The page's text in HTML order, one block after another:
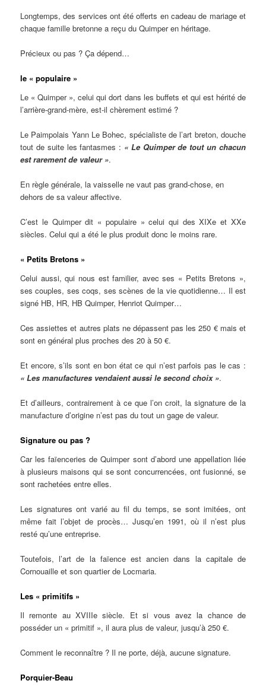
Longtemps, des services ont été offerts en cadeau de mariage et
chaque famille bretonne a reçu du Quimper en héritage.
Précieux ou pas ? Ça dépend…
le « populaire »
Le « Quimper », celui qui dort dans les buffets et qui est hérité de
l’arrière-grand-mère, est-il chèrement estimé ?
Le Paimpolais Yann Le Bohec, spécialiste de l’art breton, douche
tout de suite les fantasmes : « Le Quimper de tout un chacun
est rarement de valeur ».
En règle générale, la vaisselle ne vaut pas grand-chose, en
dehors de sa valeur affective.
C’est le Quimper dit « populaire » celui qui des XIXe et XXe
siècles. Celui qui a été le plus produit donc le moins rare.
« Petits Bretons »
Celui aussi, qui nous est familier, avec ses « Petits Bretons »,
ses couples, ses coqs, ses scènes de la vie quotidienne… Il est
signé HB, HR, HB Quimper, Henriot Quimper…
Ces assiettes et autres plats ne dépassent pas les 250 € mais et
sont en général plus proches des 20 à 50 €.
Et encore, s’ils sont en bon état ce qui n’est parfois pas le cas :
« Les manufactures vendaient aussi le second choix ».
Et d’ailleurs, contrairement à ce que l’on croit, la signature de la
manufacture d’origine n’est pas du tout un gage de valeur.
Signature ou pas ?
Car les faïenceries de Quimper sont d’abord une appellation liée
à plusieurs maisons qui se sont concurrencées, ont fusionné, se
sont rachetées entre elles.
Les signatures ont varié au fil du temps, se sont imitées, ont
même fait l’objet de procès… Jusqu’en 1991, où il n’est plus
resté qu’une entreprise.
Toutefois, l’art de la faïence est ancien dans la capitale de
Cornouaille et son quartier de Locmaria.
Les « primitifs »
Il remonte au XVIIIe siècle. Et si vous avez la chance de
posséder un « primitif », il aura plus de valeur, jusqu’à 250 €.
Comment le reconnaître ? Il ne porte, déjà, aucune signature.
Porquier-Beau